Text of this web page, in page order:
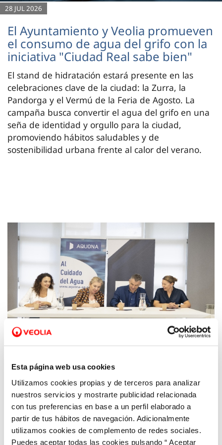
Esta página web usa cookies
Utilizamos cookies propias y de terceros para analizar
nuestros servicios y mostrarte publicidad relacionada
con tus preferencias en base a un perfil elaborado a
partir de tus hábitos de navegación. Adicionalmente
utilizamos cookies de complemento de redes sociales.
Puedes aceptar todas las cookies pulsando “ Aceptar
28 JUL 2026
El Ayuntamiento y Veolia promueven
el consumo de agua del grifo con la
iniciativa "Ciudad Real sabe bien"
El stand de hidratación estará presente en las
celebraciones clave de la ciudad: la Zurra, la
Pandorga y el Vermú de la Feria de Agosto. La
campaña busca convertir el agua del grifo en una
seña de identidad y orgullo para la ciudad,
promoviendo hábitos saludables y de
sostenibilidad urbana frente al calor del verano.
21 SEP 2023
Cruz Roja y Aquona renuevan su alianza
para ayudar al pago de los recibos del agua
en Castilla y León